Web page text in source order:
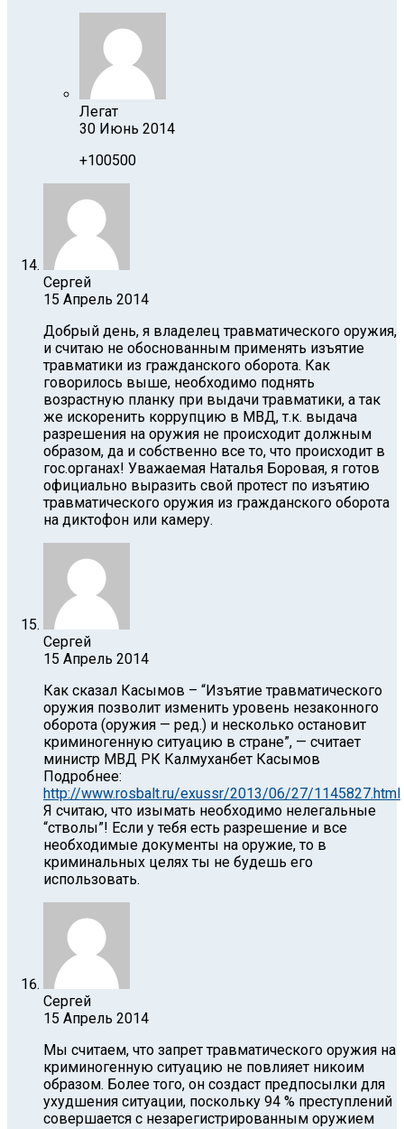
Легат
30 Июнь 2014
+100500
Сергей
15 Апрель 2014
Добрый день, я владелец травматического оружия,
и считаю не обоснованным применять изъятие
травматики из гражданского оборота. Как
говорилось выше, необходимо поднять
возрастную планку при выдачи травматики, а так
же искоренить коррупцию в МВД, т.к. выдача
разрешения на оружия не происходит должным
образом, да и собственно все то, что происходит в
гос.органах! Уважаемая Наталья Боровая, я готов
официально выразить свой протест по изъятию
травматического оружия из гражданского оборота
на диктофон или камеру.
Сергей
15 Апрель 2014
Как сказал Касымов – “Изъятие травматического
оружия позволит изменить уровень незаконного
оборота (оружия — ред.) и несколько остановит
криминогенную ситуацию в стране”, — считает
министр МВД РК Калмуханбет Касымов
Подробнее:
http://www.rosbalt.ru/exussr/2013/06/27/1145827.html
Я считаю, что изымать необходимо нелегальные
“стволы”! Если у тебя есть разрешение и все
необходимые документы на оружие, то в
криминальных целях ты не будешь его
использовать.
Сергей
15 Апрель 2014
Мы считаем, что запрет травматического оружия на
криминогенную ситуацию не повлияет никоим
образом. Более того, он создаст предпосылки для
ухудшения ситуации, поскольку 94 % преступлений
совершается с незарегистрированным оружием